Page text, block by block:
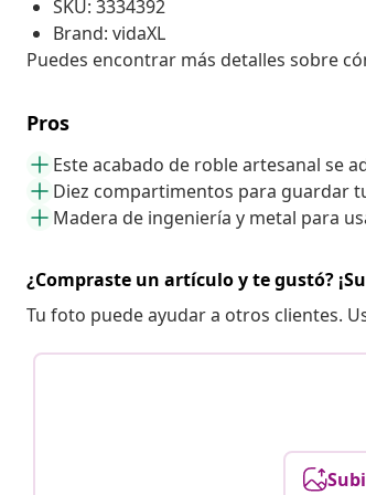
SKU: 3334392
Brand: vidaXL
Puedes encontrar más detalles sobre
Pros
Este acabado de roble artesanal se
Diez compartimentos para guardar
Madera de ingeniería y metal para
¿Compraste un artículo y te gustó?
Tu foto puede ayudar a otros clientes.